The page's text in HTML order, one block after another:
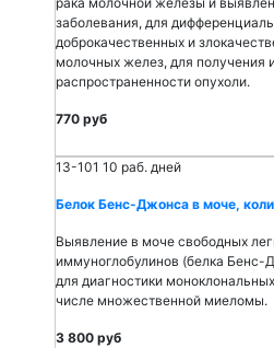
заболевания, для
доброкачественных и
молочных желез, для получения
распространенности опухоли.
770 руб
13-101 10 раб. дней
Белок Бенс-Джонса в моче,
Выявление в моче свободных
иммуноглобулинов (белка
для диагностики
числе множественной миеломы.
3 800 руб